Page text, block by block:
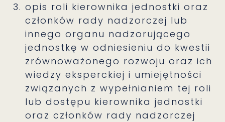
opis roli kierownika jednostki oraz
członków rady nadzorczej lub
innego organu nadzorującego
jednostkę w odniesieniu do kwestii
zrównoważonego rozwoju oraz ich
wiedzy eksperckiej i umiejętności
związanych z wypełnianiem tej roli
lub dostępu kierownika jednostki
oraz członków rady nadzorczej